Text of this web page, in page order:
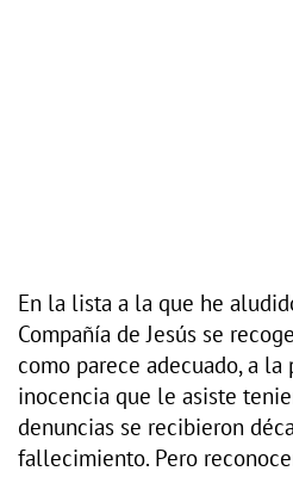
En la lista a la que he
Compañía de Jesús se
como parece adecuado, a la
inocencia que le asiste
denuncias se recibieron
fallecimiento. Pero